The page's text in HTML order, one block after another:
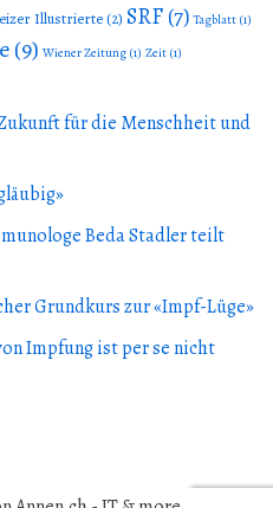
Illustrierte(2) SRF (7) Tagblatt (1)
(9) Wiener Zeitung (1) Zeit (1)
für die Menschheit und
Beda Stadler teilt
Grundkurs zur «Impf-Lüge»
Impfung ist per se nicht